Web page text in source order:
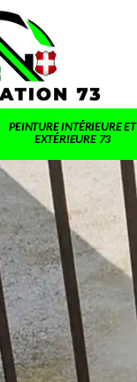
PEINTURE INTÉRIEURE ET
EXTÉRIEURE 73